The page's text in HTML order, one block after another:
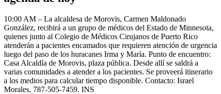
10:00 AM – La alcaldesa de Morovis, Carmen Maldonado
González, recibirá a un grupo de médicos del Estado de Minnesota,
quienes junto al Colegio de Médicos Cirujanos de Puerto Rico
atenderán a pacientes encamados que requieren atención de urgencia
luego del paso de los huracanes Irma y María. Punto de encuentro:
Casa Alcaldía de Morovis, plaza pública. Desde allí se saldrá a
varias comunidades a atender a los pacientes. Se proveerá itinerario
a los medios para calcular tiempo disponible. Contacto: Israel
Morales, 787-505-7459. INS